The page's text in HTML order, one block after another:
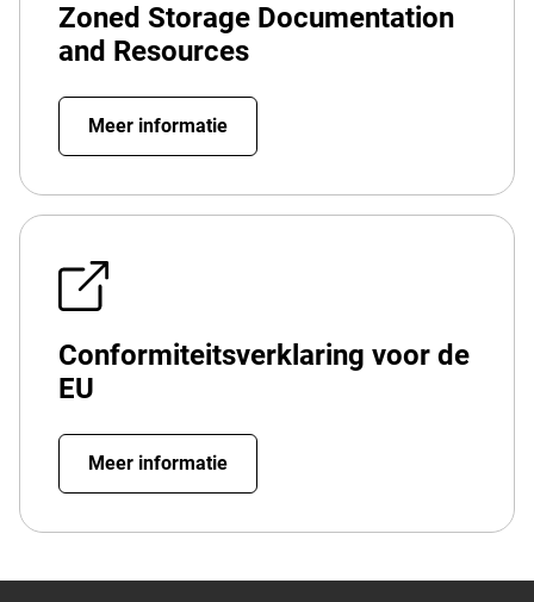
Zoned Storage Documentation
and Resources
Meer informatie
Conformiteitsverklaring voor de
EU
Meer informatie